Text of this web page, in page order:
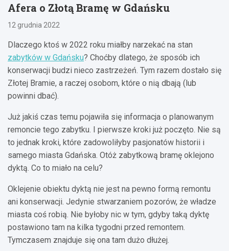
Afera o Złotą Bramę w Gdańsku
12 grudnia 2022
Dlaczego ktoś w 2022 roku miałby narzekać na stan
zabytków w Gdańsku? Choćby dlatego, że sposób ich
konserwacji budzi nieco zastrzeżeń. Tym razem dostało się
Złotej Bramie, a raczej osobom, które o nią dbają (lub
powinni dbać).
Już jakiś czas temu pojawiła się informacja o planowanym
remoncie tego zabytku. I pierwsze kroki już poczęto. Nie są
to jednak kroki, które zadowoliłyby pasjonatów historii i
samego miasta Gdańska. Otóż zabytkową bramę oklejono
dyktą. Co to miało na celu?
Oklejenie obiektu dyktą nie jest na pewno formą remontu
ani konserwacji. Jedynie stwarzaniem pozorów, że władze
miasta coś robią. Nie byłoby nic w tym, gdyby taką dyktę
postawiono tam na kilka tygodni przed remontem.
Tymczasem znajduje się ona tam dużo dłużej.